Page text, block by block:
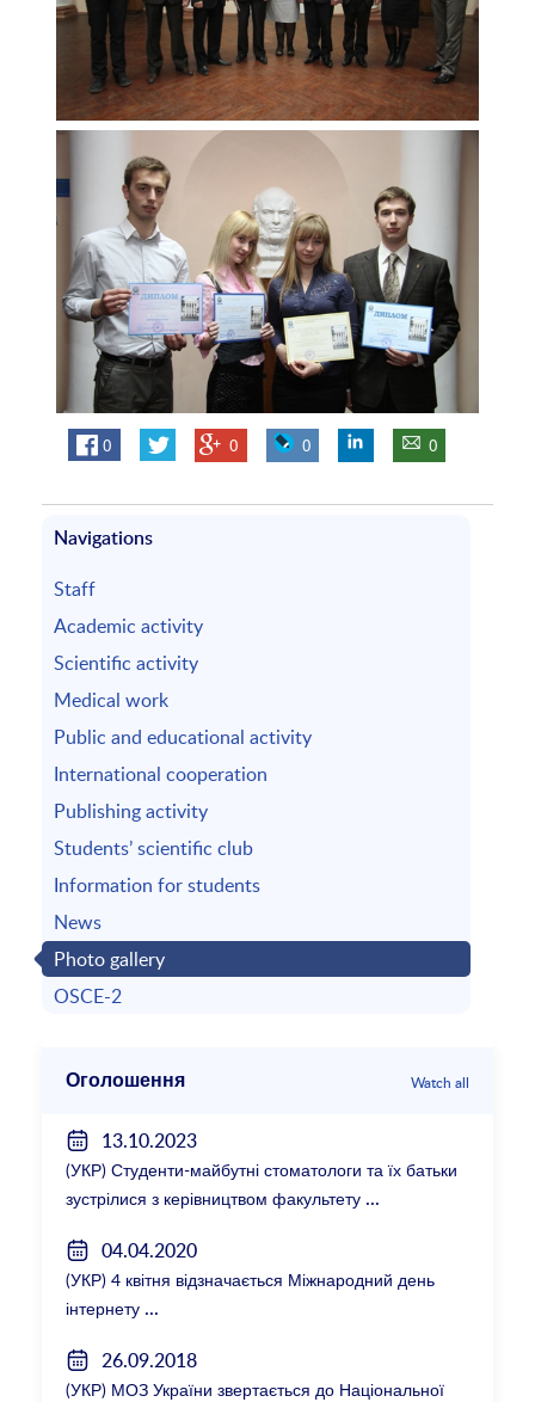
0 0 0 0
Navigations
Staff
Academic activity
Scientific activity
Medical work
Public and educational activity
International cooperation
Publishing activity
Students’ scientific club
Information for students
News
Photo gallery
OSCE-2
Оголошення Watch all
13.10.2023
(УКР) Студенти-майбутні стоматологи та їх батьки
зустрілися з керівництвом факультету
04.04.2020
(УКР) 4 квітня відзначається Міжнародний день
інтернету
26.09.2018
(УКР) МОЗ України звертається до Національної